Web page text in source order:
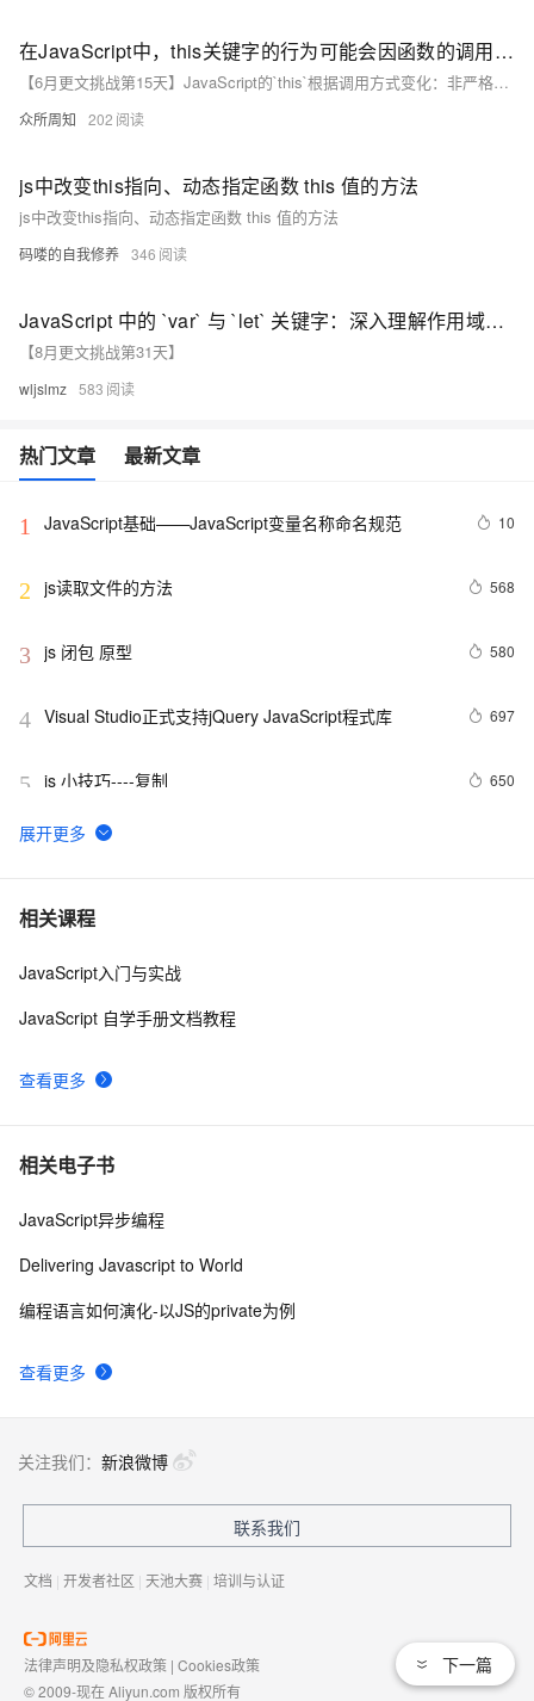
在JavaScript中，this关键字的行为可能会因函数的调用方式而异
【6月更文挑战第15天】JavaScript的`this`根据调用方式变化：非严格模式下直接调用时指向全局对象（浏览器为window），严格模式下为undefined。作为对象方法时，`this`指对象本身。用`new`调用构造函数时，`this`指新实例。`call`，`apply`，`bind`可显式设定`this`值。箭头函数和绑定方法有助于管理复杂场景中的`this`行为。
众所周知 202
js中改变this指向、动态指定函数 this 值的方法
js中改变this指向、动态指定函数 this 值的方法
码喽的自我修养 346
JavaScript 中的 `var` 与 `let` 关键字：深入理解作用域和生命周期
【8月更文挑战第31天】
wljslmz 583
热门文章 最新文章
1 JavaScript基础——JavaScript变量名称命名规范 10
2 js读取文件的方法 568
3 js 闭包 原型 580
4 Visual Studio正式支持jQuery JavaScript程式库 697
5 js 小技巧----复制 650
6 创建JavaScript对象
7 Javascript面向对象编程（二）：构造函数的继承 by
8 js 的 slice方法
相关课程
查看更多
JavaScript入门与实战
JavaScript 自学手册文档教程
相关电子书
查看更多
JavaScript异步编程
Delivering Javascript to World
编程语言如何演化-以JS的private为例
下一篇
关注我们： 新浪微博
联系我们
文档 | 开发者社区 | 天池大赛 | 培训与认证
法律声明及隐私权政策 | Cookies政策
© 2009-现在 Aliyun.com 版权所有